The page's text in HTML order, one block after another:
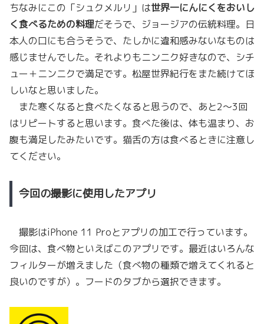
ちなみにこの「シュクメルリ」は世界一にんにくをおいし
く食べるための料理だそうで、ジョージアの伝統料理。日
本人の口にも合うそうで、たしかに違和感みないなものは
感じませんでした。それよりもニンニク好きなので、シチ
ュー＋ニンニクで満足です。松屋世界紀行をまた続けてほ
しいなと思いました。
また寒くなると食べたくなると思うので、あと2〜3回
はリピートすると思います。食べた後は、体も温まり、お
腹も満足したみたいです。猫舌の方は食べるときに注意し
てください。
今回の撮影に使用したアプリ
撮影はiPhone 11 Proとアプリの加工で行っています。
今回は、食べ物といえばこのアプリです。最近はいろんな
フィルターが増えました（食べ物の種類で増えてくれると
良いのですが）。フードのタブから選択できます。